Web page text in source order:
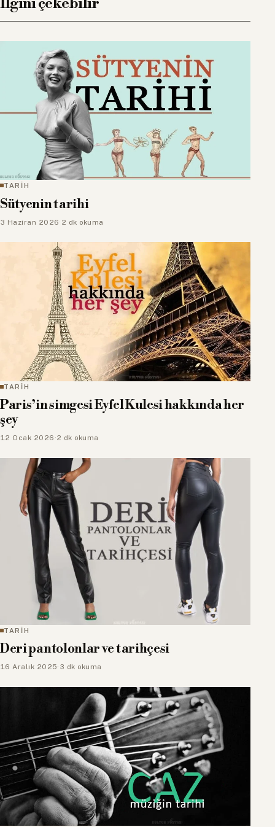
İlgini çekebilir
TARİH
Sütyenin tarihi
3 Haziran 2026· 2 dk okuma
TARİH
Paris’in simgesi Eyfel Kulesi hakkında her
şey
12 Ocak 2026 ·2 dk okuma
TARİH
Deri pantolonlar ve tarihçesi
16 Aralık 2025· 3 dk okuma